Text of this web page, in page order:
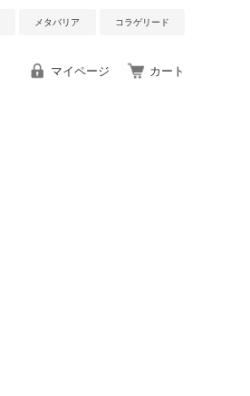
メタバリア コラゲリード
マイページ カート